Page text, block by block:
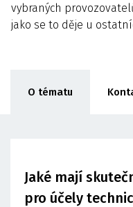
vybraných
jako se to děje u
O tématu
Jaké mají
pro účely